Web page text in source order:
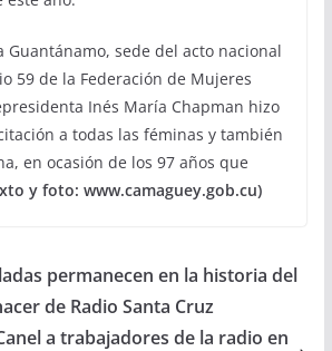
Guantánamo, sede del acto nacional
59 de la Federación de Mujeres
Inés María Chapman hizo
a todas las féminas y también
en ocasión de los 97 años que
y foto: www.camaguey.gob.cu)
permanecen en la historia del
de Radio Santa Cruz
a trabajadores de la radio en